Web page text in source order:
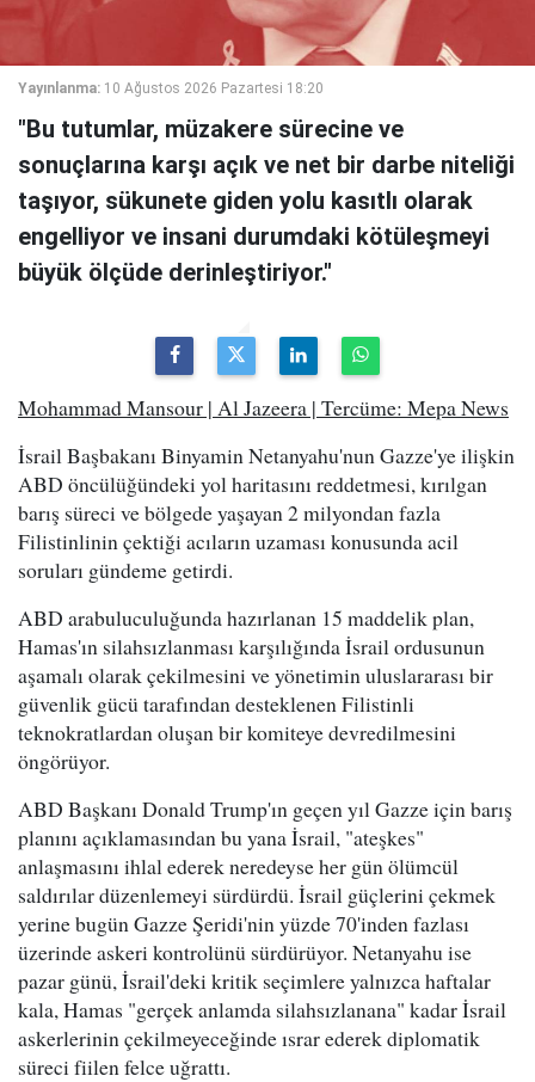
Yayınlanma: 10 Ağustos 2026 Pazartesi 18:20
"Bu tutumlar, müzakere sürecine ve
sonuçlarına karşı açık ve net bir darbe niteliği
taşıyor, sükunete giden yolu kasıtlı olarak
engelliyor ve insani durumdaki kötüleşmeyi
büyük ölçüde derinleştiriyor."
Mohammad Mansour | Al Jazeera | Tercüme: Mepa News
İsrail Başbakanı Binyamin Netanyahu'nun Gazze'ye ilişkin
ABD öncülüğündeki yol haritasını reddetmesi, kırılgan
barış süreci ve bölgede yaşayan 2 milyondan fazla
Filistinlinin çektiği acıların uzaması konusunda acil
soruları gündeme getirdi.
ABD arabuluculuğunda hazırlanan 15 maddelik plan,
Hamas'ın silahsızlanması karşılığında İsrail ordusunun
aşamalı olarak çekilmesini ve yönetimin uluslararası bir
güvenlik gücü tarafından desteklenen Filistinli
teknokratlardan oluşan bir komiteye devredilmesini
öngörüyor.
ABD Başkanı Donald Trump'ın geçen yıl Gazze için barış
planını açıklamasından bu yana İsrail, "ateşkes"
anlaşmasını ihlal ederek neredeyse her gün ölümcül
saldırılar düzenlemeyi sürdürdü. İsrail güçlerini çekmek
yerine bugün Gazze Şeridi'nin yüzde 70'inden fazlası
üzerinde askeri kontrolünü sürdürüyor. Netanyahu ise
pazar günü, İsrail'deki kritik seçimlere yalnızca haftalar
kala, Hamas "gerçek anlamda silahsızlanana" kadar İsrail
askerlerinin çekilmeyeceğinde ısrar ederek diplomatik
süreci fiilen felce uğrattı.